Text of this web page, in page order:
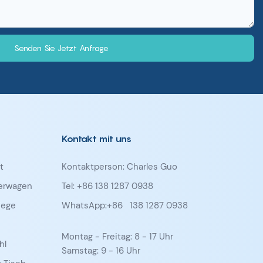
Senden Sie Jetzt Anfrage
Kontakt mit uns
Kontaktperson: Charles Guo
Tel: +86 138 1287 0938
WhatsApp:+86 138 1287 0938
Montag - Freitag: 8 - 17 Uhr
Samstag: 9 - 16 Uhr